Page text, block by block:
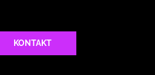
KONTAKT